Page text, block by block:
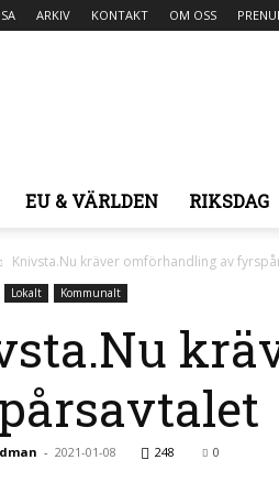
ARKIV KONTAKT OM OSS
EU & VÄRLDEN RIKSDAG
Knivsta.Nu kräver omförhandling av
Lokalt Kommunalt
- 2021-01-08 248 0